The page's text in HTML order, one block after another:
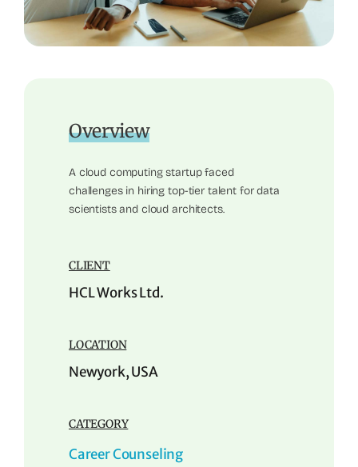
Overview
A cloud computing startup faced
challenges in hiring top-tier talent for data
scientists and cloud architects.
CLIENT
HCL Works Ltd.
LOCATION
Newyork, USA
CATEGORY
Career Counseling